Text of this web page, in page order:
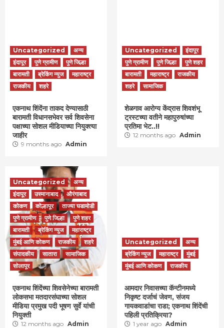
Uncategorized
अन्य
इंदापूर
पुणे ग्रामीण
पुणे जिल्हा
बारामती
ब्रेकिंग न्युज
महाराष्ट्र
राजकीय
शहरे
एकनाथ शिंदेंना ताकद देण्यासाठी
बारामती विधानसभेवर सर्व शिवसेना
पक्षाच्या सोशल मीडियाच्या नियुक्त्या
जाहीर
9 months ago Admin
Uncategorized
इंदापूर
पुणे ग्रामीण
पुणे जिल्हा
पुणे शहर
बारामती
महाराष्ट्र
राजकीय
शहरे
सामाजिक
शेळगाव आरोग्य केंद्रास शिवशंभू
ट्रस्टच्या वतीने महापुरुषांच्या
प्रतिमा भेट..!!
12 months ago Admin
Uncategorized
अन्य
इंदापूर
उस्मानाबाद
औरंगाबाद
कोकण
कोल्हापूर
ताज्या घडामोडी
पुणे ग्रामीण
पुणे जिल्हा
पुणे शहर
बारामती
ब्रेकिंग न्युज
महाराष्ट्र
मुंबई आणि कोकण
राजकीय
शहरे
संपादकीय
सातारा
सामाजिक
सोलापूर
एकनाथ शिंदेंच्या शिवसेनेच्या बारामती
लोकसभा मतदारसंघाच्या सोशल
मीडिया प्रमुख पदी भूषण सुर्वे यांची
नियुक्ती
12 months ago Admin
Uncategorized
अन्य
ब्रेकिंग न्युज
महाराष्ट्र
मुंबई
मुंबई आणि कोकण
राजकीय
आमदार निवासच्या कॅन्टीनमध्ये
निकृष्ट दर्जाचं जेवण, संजय
गायकवाडांचा राडा; एकनाथ शिंदेंची
पहिली प्रतिक्रिया?
1 year ago Admin